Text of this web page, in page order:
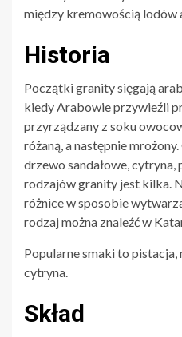
między kremowością lodów
Historia
Początki granity sięgają
kiedy Arabowie przywieźli
przyrządzany z soku
różaną, a następnie
drzewo sandałowe, cytryna,
rodzajów granity jest kilka.
różnice w sposobie
rodzaj można znaleźć w
Popularne smaki to pistacja,
cytryna.
Skład